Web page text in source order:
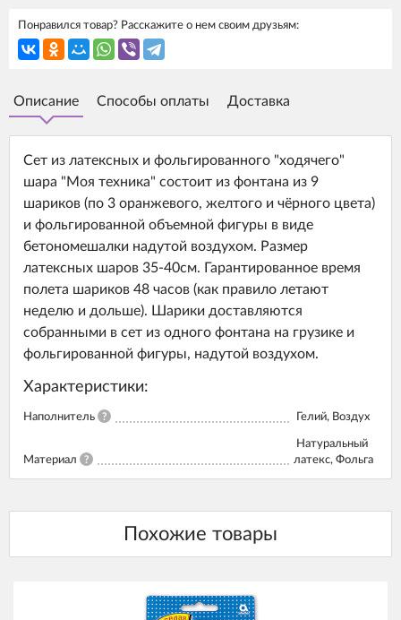
Понравился товар? Расскажите о нем своим друзьям:
Описание Способы оплаты Доставка
Сет из латексных и фольгированного "ходячего"
шара "Моя техника" состоит из фонтана из 9
шариков (по 3 оранжевого, желтого и чёрного цвета)
и фольгированной объемной фигуры в виде
бетономешалки надутой воздухом. Размер
латексных шаров 35-40см. Гарантированное время
полета шариков 48 часов (как правило летают
неделю и дольше). Шарики доставляются
собранными в сет из одного фонтана на грузике и
фольгированной фигуры, надутой воздухом.
Характеристики:
Наполнитель ? Гелий, Воздух
Материал ?
Натуральный
латекс, Фольга